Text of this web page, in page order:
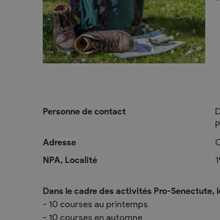
L’intégration
Services communaux
domicile online
Travaux publics
Vie politique
Autorités
Votations et
Personne de contact
Adresse
NPA, Localité
Dans le cadre des activités Pro-Senectute,
- 10 courses au printemps
- 10 courses en automne